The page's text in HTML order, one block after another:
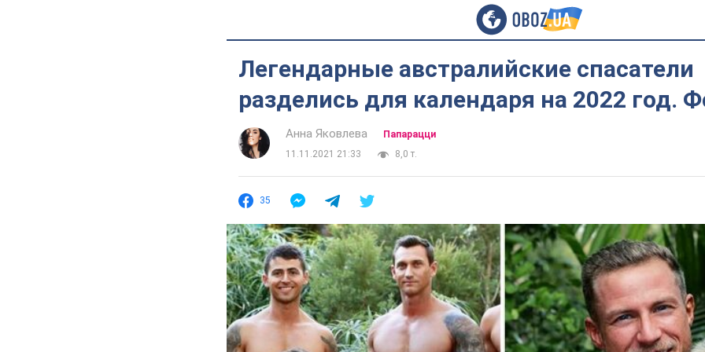
Легендарные австралийские спасатели
разделись для календаря на 2022 год.
Анна Яковлева
Папарацци
11.11.2021 21:33
8,0 т.
35